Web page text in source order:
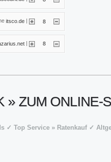
itsco.de 8
| 8
» ZUM ONLINE-
✓ Top Service » Ratenkauf ✓